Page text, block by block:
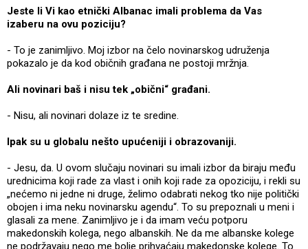
Jeste li Vi kao etnički Albanac imali problema da Vas
izaberu na ovu poziciju?
- To je zanimljivo. Moj izbor na čelo novinarskog udruženja
pokazalo je da kod običnih građana ne postoji mržnja.
Ali novinari baš i nisu tek „obični“ građani.
- Nisu, ali novinari dolaze iz te sredine.
Ipak su u globalu nešto upućeniji i obrazovaniji.
- Jesu, da. U ovom slučaju novinari su imali izbor da biraju među
urednicima koji rade za vlast i onih koji rade za opoziciju, i rekli su
„nećemo ni jedne ni druge, želimo odabrati nekog tko nije politički
obojen i ima neku novinarsku agendu“. To su prepoznali u meni i
glasali za mene. Zanimljivo je i da imam veću potporu
makedonskih kolega, nego albanskih. Ne da me albanske kolege
ne podržavaju nego me bolje prihvaćaju makedonske kolege. To